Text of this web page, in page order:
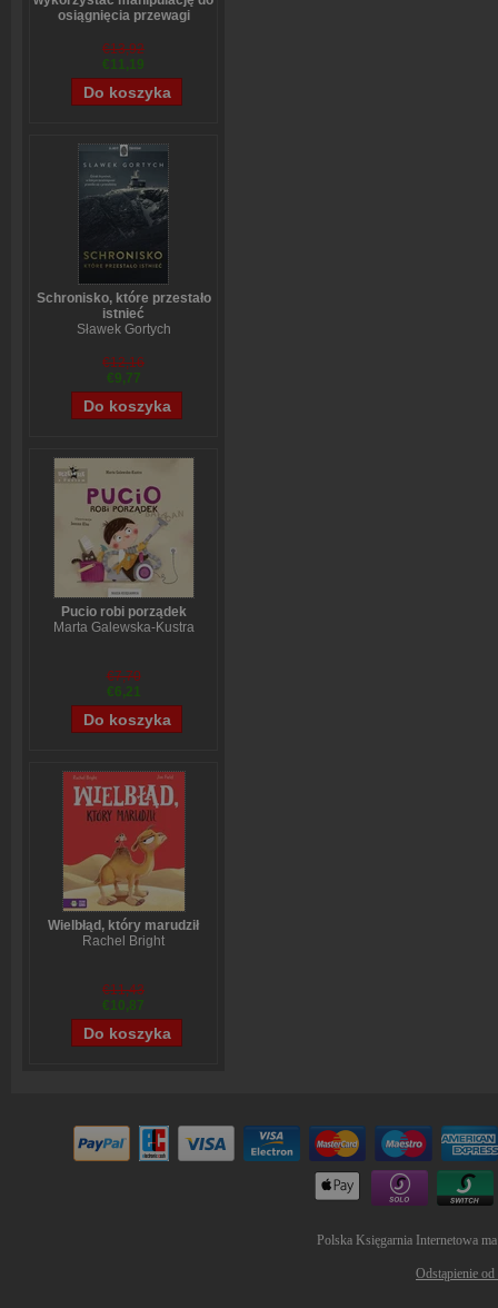
osiągnięcia przewagi
€13,92
€11,19
Schronisko, które przestało
istnieć
Sławek Gortych
€12,16
€9,77
Pucio robi porządek
Marta Galewska-Kustra
€7,70
€6,21
Wielbłąd, który marudził
Rachel Bright
€11,43
€10,87
Polska Księgarnia Internetowa
Odstąpienie